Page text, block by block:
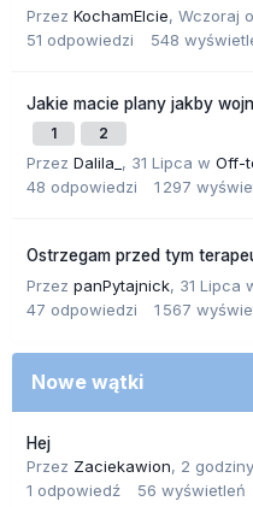
Przez KochamElcie, Wczoraj
51 odpowiedzi 548
Jakie macie plany jakby
1 2
Przez Dalila_ , 31 Lipca w Off-
48 odpowiedzi 1 297
Ostrzegam przed tym
Przez panPytajnick, 31 Lipca
47 odpowiedzi 1 567
Nowe wątki
Hej
Przez Zaciekawion, 2
1 odpowiedź 56 wyświetleń